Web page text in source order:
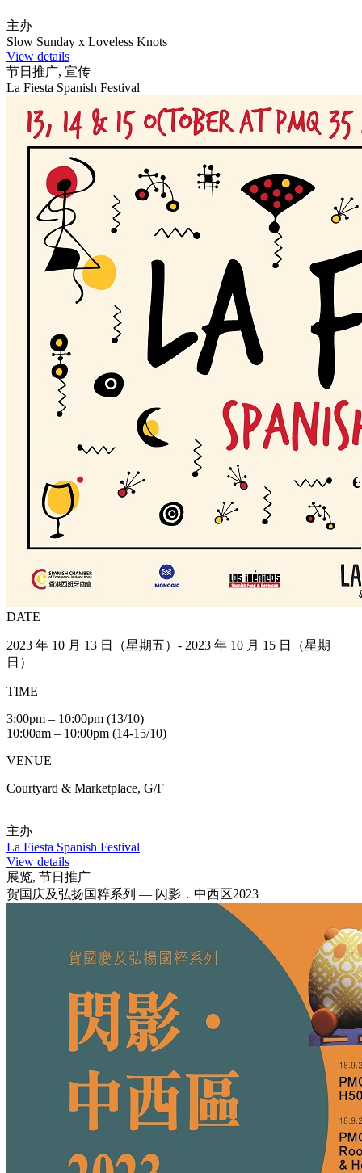
主办
Slow Sunday x Loveless Knots
View details
节日推广, 宣传
La Fiesta Spanish Festival
DATE
2023 年 10 月 13 日（星期五）- 2023 年 10 月 15 日（星期
日）
TIME
3:00pm – 10:00pm (13/10)
10:00am – 10:00pm (14-15/10)
VENUE
Courtyard & Marketplace, G/F
主办
La Fiesta Spanish Festival
View details
展览, 节日推广
贺国庆及弘扬国粹系列 — 闪影．中西区2023